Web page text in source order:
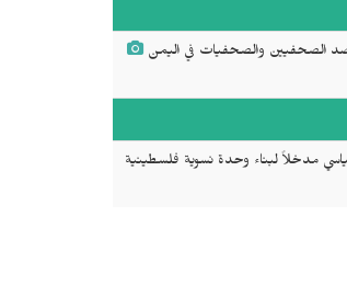
ضد الصحفيين والصحفيات في اليمن
مدخلاً لبناء وحدة نسوية فلسطينية